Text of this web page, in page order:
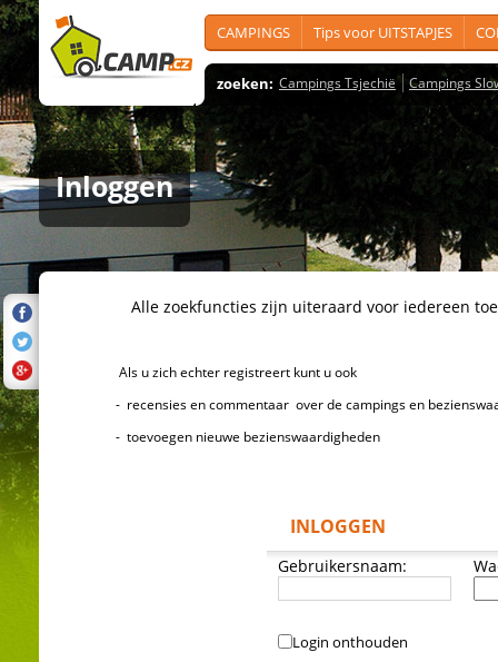
CAMPINGS Tips voor UITSTAPJES
zoeken: Campings Tsjechië Campings
Inloggen
Alle zoekfuncties zijn uiteraard voor iedereen
Als u zich echter registreert kunt u ook
- recensies en commentaar over de campings en
- toevoegen nieuwe bezienswaardigheden
INLOGGEN
Gebruikersnaam:
Login onthouden